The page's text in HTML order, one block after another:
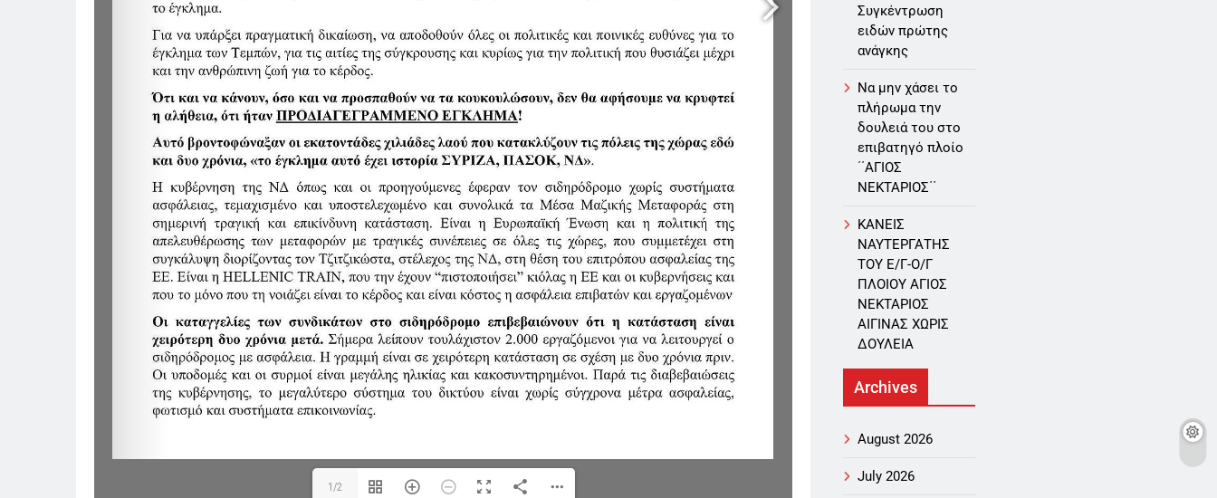
1/2
Συγκέντρωση
ειδών πρώτης
ανάγκης
Να μην χάσει το
πλήρωμα την
δουλειά του στο
επιβατηγό πλοίο
΄΄ΑΓΙΟΣ
ΝΕΚΤΑΡΙΟΣ΄΄
ΚΑΝΕΙΣ
ΝΑΥΤΕΡΓΑΤΗΣ
TOY Ε/Γ-Ο/Γ
ΠΛΟΙΟY ΑΓΙΟΣ
ΝΕΚΤΑΡΙΟΣ
ΑΙΓΙΝΑΣ ΧΩΡΙΣ
ΔΟΥΛΕΙΑ
Archives
August 2026
July 2026